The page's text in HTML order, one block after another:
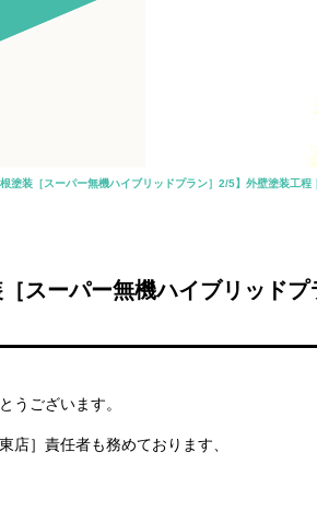
根塗装［スーパー無機ハイブリッドプラン］2/5】外壁塗装工
［スーパー無機ハイブリッド
うございます。
店］責任者も務めております、